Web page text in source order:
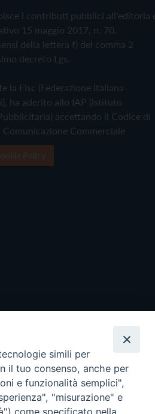
i contributi pubblici all'editoria
15 maggio 2017, n. 70.
della lettera f) del comma 2
decreto Lgs.
la Fisc (Federazione Italiana
ha aderito allo IAP (Istituto
accettando il Codice di
Commerciale
simili per
il tuo consenso, anche per
e funzionalità semplici",
"misurazione" e